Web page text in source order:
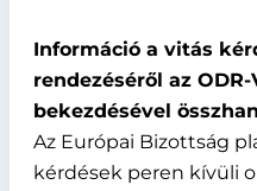
Információ a vitás
rendezéséről az
bekezdésével
Az Európai Bizottság
kérdések peren kívüli